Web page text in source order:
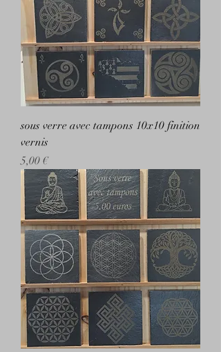
sous verre avec tampons 10x10 finition
vernis
Prix
5,00 €